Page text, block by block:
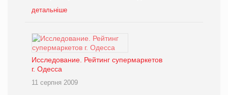
детальніше
Исследование. Рейтинг супермаркетов
г. Одесса
11 серпня 2009